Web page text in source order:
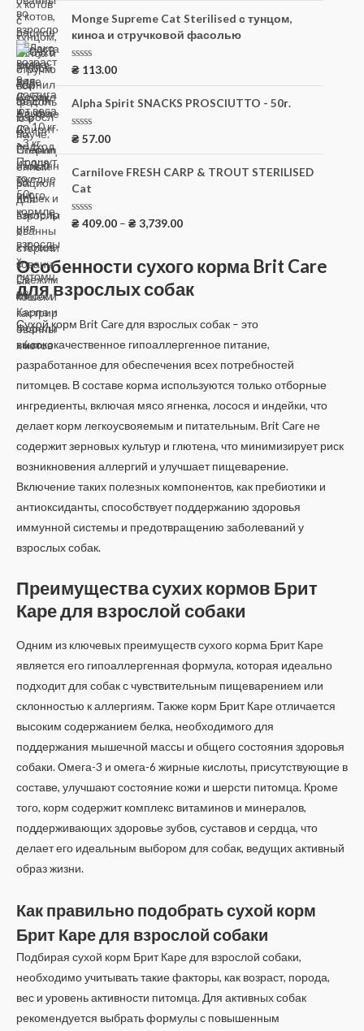
н
к
а
и
з
Monge Supreme Cat Sterilised с тунцом,
киноа и стручковой фасолью
О
н
к
а
0
и
₴ 113.00
Alpha Spirit SNACKS PROSCIUTTO - 50г.
О
н
к
а
и
з
₴ 57.00
Carnilove FRESH CARP & TROUT STERILISED
Cat
О
к
а
0
и
₴ 409.00 –₴ 3,739.00
Особенности сухого корма Brit Care
для взрослых собак
Сухой корм Brit Care для взрослых собак – это
высококачественное гипоаллергенное питание,
разработанное для обеспечения всех потребностей
питомцев. В составе корма используются только отборные
ингредиенты, включая мясо ягненка, лосося и индейки, что
делает корм легкоусвояемым и питательным. Brit Care не
содержит зерновых культур и глютена, что минимизирует риск
возникновения аллергий и улучшает пищеварение.
Включение таких полезных компонентов, как пребиотики и
антиоксиданты, способствует поддержанию здоровья
иммунной системы и предотвращению заболеваний у
взрослых собак.
Преимущества сухих кормов Брит
Каре для взрослой собаки
Одним из ключевых преимуществ сухого корма Брит Каре
является его гипоаллергенная формула, которая идеально
подходит для собак с чувствительным пищеварением или
склонностью к аллергиям. Также корм Брит Каре отличается
высоким содержанием белка, необходимого для
поддержания мышечной массы и общего состояния здоровья
собаки. Омега-3 и омега-6 жирные кислоты, присутствующие в
составе, улучшают состояние кожи и шерсти питомца. Кроме
того, корм содержит комплекс витаминов и минералов,
поддерживающих здоровье зубов, суставов и сердца, что
делает его идеальным выбором для собак, ведущих активный
образ жизни.
Как правильно подобрать сухой корм
Брит Каре для взрослой собаки
Подбирая сухой корм Брит Каре для взрослой собаки,
необходимо учитывать такие факторы, как возраст, порода,
вес и уровень активности питомца. Для активных собак
рекомендуется выбрать формулы с повышенным